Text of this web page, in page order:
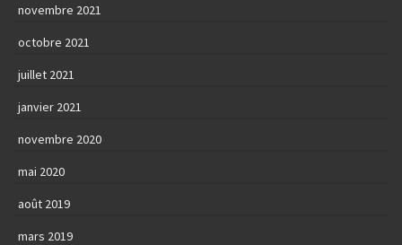
novembre 2021
octobre 2021
juillet 2021
janvier 2021
novembre 2020
mai 2020
août 2019
mars 2019